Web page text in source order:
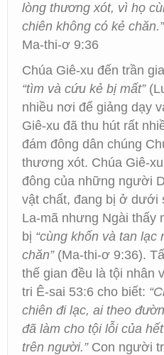
lòng thương xót, vì họ
chiên không có kẻ chăn.”
Ma-thi-ơ 9:36
Chúa Giê-xu đến trần
“tìm và cứu kẻ bị mất”
nhiều nơi để giảng dạy
Giê-xu đã thu hút rất
đám đông dân chúng
thương xót. Chúa Giê-
đông của những người
vật chất, đang bị ở dưới
La-mã nhưng Ngài thấy
bị “cùng khốn và tan
chăn” (Ma-thi-ơ 9:36).
thế gian đều là tội nhân
tri Ê-sai 53:6 cho biết:
chiên đi lạc, ai theo
đã làm cho tội lỗi của
trên người.”Con người